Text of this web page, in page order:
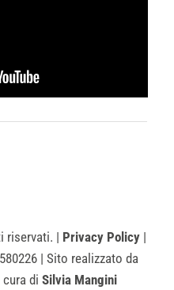
riservati. | Privacy Policy |
| Sito realizzato da
di Silvia Mangini